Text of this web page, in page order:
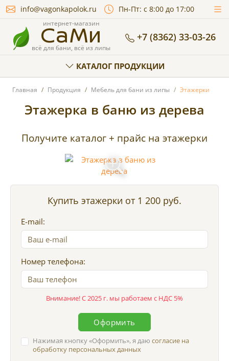
info@vagonkapolok.ru Пн-Пт: с 8:00 до 17:00
интернет-магазин
СаМи
всё для бани, всё из липы
+7 (8362) 33-03-26
КАТАЛОГ ПРОДУКЦИИ
Главная Продукция Мебель для бани из липы Этажерки
Этажерка в баню из дерева
Получите каталог + прайс на этажерки
Купить этажерки от 1 200 руб.
E-mail:
Номер телефона:
Внимание! С 2025 г. мы работаем с НДС 5%
Оформить
Нажимая кнопку Оформить , я даюсогласие на
обработку персональных данных